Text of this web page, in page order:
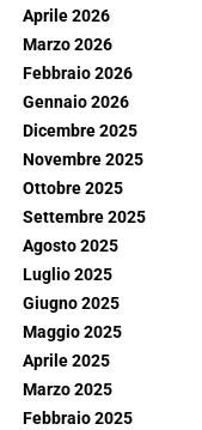
Aprile 2026
Marzo 2026
Febbraio 2026
Gennaio 2026
Dicembre 2025
Novembre 2025
Ottobre 2025
Settembre 2025
Agosto 2025
Luglio 2025
Giugno 2025
Maggio 2025
Aprile 2025
Marzo 2025
Febbraio 2025